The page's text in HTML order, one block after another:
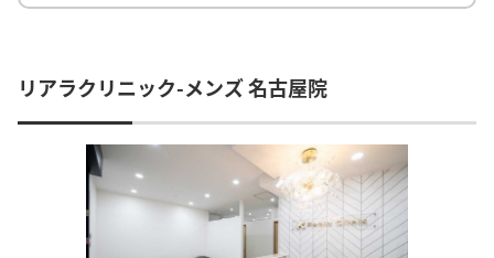
リアラクリニック-メンズ 名古屋院